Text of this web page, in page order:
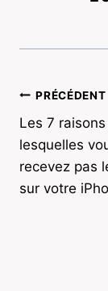
de
l’article
PRÉCÉDENT
Les 7
lesquelles
recevez pas
sur votre